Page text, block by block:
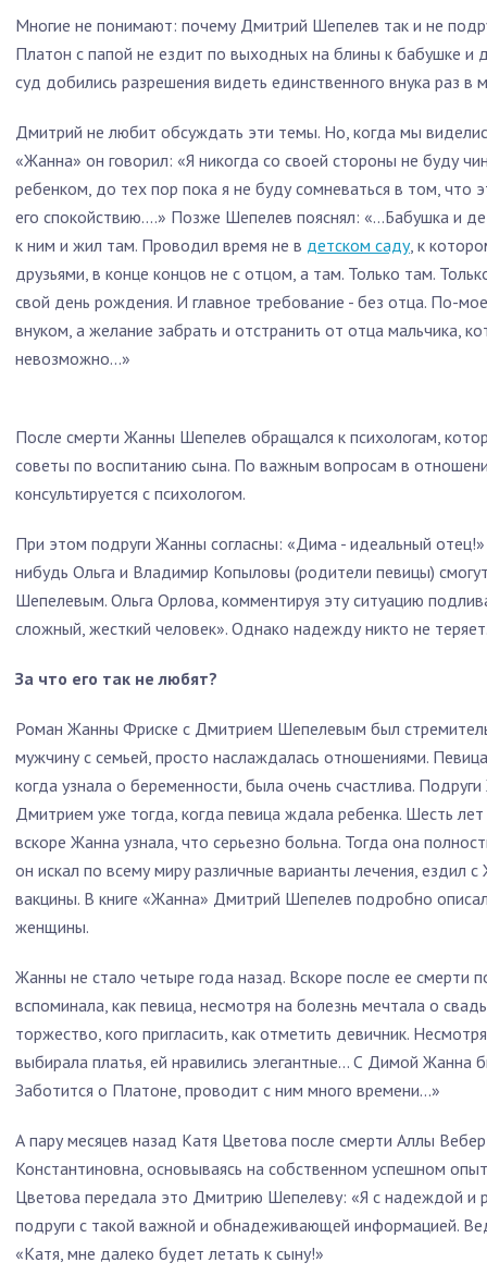
Многие не понимают: почему Дмитрий Шепелев так и не
Платон с папой не ездит по выходных на блины к бабушке
суд добились разрешения видеть единственного внука раз в
Дмитрий не любит обсуждать эти темы. Но, когда мы
«Жанна» он говорил: «Я никогда со своей стороны не буду
ребенком, до тех пор пока я не буду сомневаться в том,
его спокойствию....» Позже Шепелев пояснял: «…Бабушка и
к ним и жил там. Проводил время не в детском саду, к
друзьями, в конце концов не с отцом, а там. Только там.
свой день рождения. И главное требование - без отца. По-
внуком, а желание забрать и отстранить от отца мальчика,
невозможно...»
После смерти Жанны Шепелев обращался к психологам,
советы по воспитанию сына. По важным вопросам в
консультируется с психологом.
При этом подруги Жанны согласны: «Дима - идеальный
нибудь Ольга и Владимир Копыловы (родители певицы)
Шепелевым. Ольга Орлова, комментируя эту ситуацию
сложный, жесткий человек». Однако надежду никто не
За что его так не любят?
Роман Жанны Фриске с Дмитрием Шепелевым был
мужчину с семьей, просто наслаждалась отношениями.
когда узнала о беременности, была очень счастлива.
Дмитрием уже тогда, когда певица ждала ребенка. Шесть
вскоре Жанна узнала, что серьезно больна. Тогда она
он искал по всему миру различные варианты лечения, ездил
вакцины. В книге «Жанна» Дмитрий Шепелев подробно
женщины.
Жанны не стало четыре года назад. Вскоре после ее смерти
вспоминала, как певица, несмотря на болезнь мечтала о
торжество, кого пригласить, как отметить девичник.
выбирала платья, ей нравились элегантные... С Димой Жанна
Заботится о Платоне, проводит с ним много времени...»
А пару месяцев назад Катя Цветова после смерти Аллы
Константиновна, основываясь на собственном успешном
Цветова передала это Дмитрию Шепелеву: «Я с надеждой и
подруги с такой важной и обнадеживающей информацией.
«Катя, мне далеко будет летать к сыну!»